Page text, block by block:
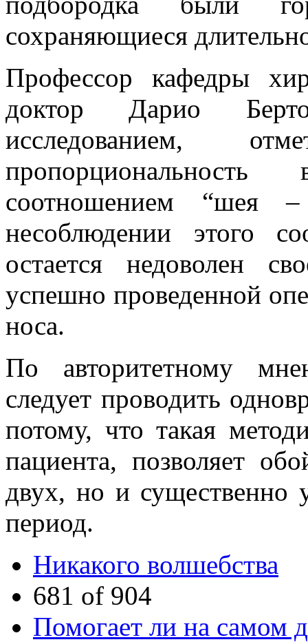
сохраняющиеся
Профессор кафедры
доктор Дарио
исследованием,
соотношением “шея
несоблюдении этого
остается недоволен
успешно проведенной
носа.
По авторитетному
следует проводить
потому, что такая
пациента, позволяет
двух, но и существенно
период.
Никакого волшебства
681 of 904
Помогает ли на самом